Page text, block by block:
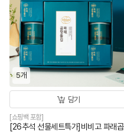
5개
담기
[쇼핑백 포함]
[26추석 선물세트특가]비비고 파래곱